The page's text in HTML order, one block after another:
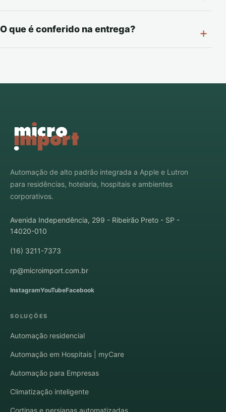
O que é conferido na entrega?
Automação de alto padrão integrada a Apple e Lutron
para residências, hotelaria, hospitais e ambientes
corporativos.
Avenida Independência, 299 - Ribeirão Preto - SP -
14020-010
(16) 3211-7373
rp@microimport.com.br
InstagramYouTubeFacebook
SOLUÇÕES
Automação residencial
Automação em Hospitais | myCare
Automação para Empresas
Climatização inteligente